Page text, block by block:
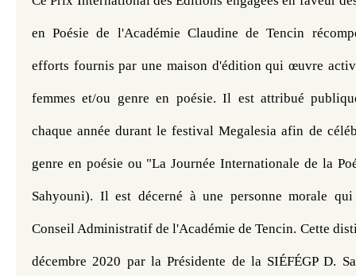
en Poésie de l'Académie Claudine de Tencin
efforts fournis par une maison d'édition qui œuvre
femmes et/ou genre en poésie. Il est attribué
chaque année durant le festival Megalesia afin de
genre en poésie ou "La Journée Internationale de la
Sahyouni). Il est décerné à une personne morale
Conseil Administratif de l'Académie de Tencin. Cette
décembre 2020 par la Présidente de la SIÉFÉGP D.